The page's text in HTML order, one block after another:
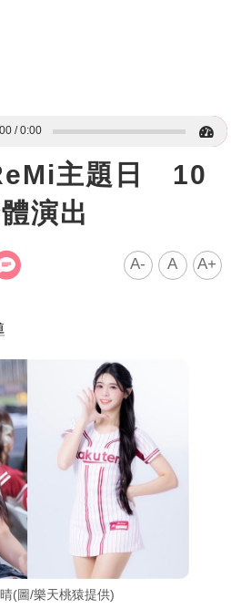
0:00
主題日 10
演出
A- A A+
(圖/樂天桃猿提供)